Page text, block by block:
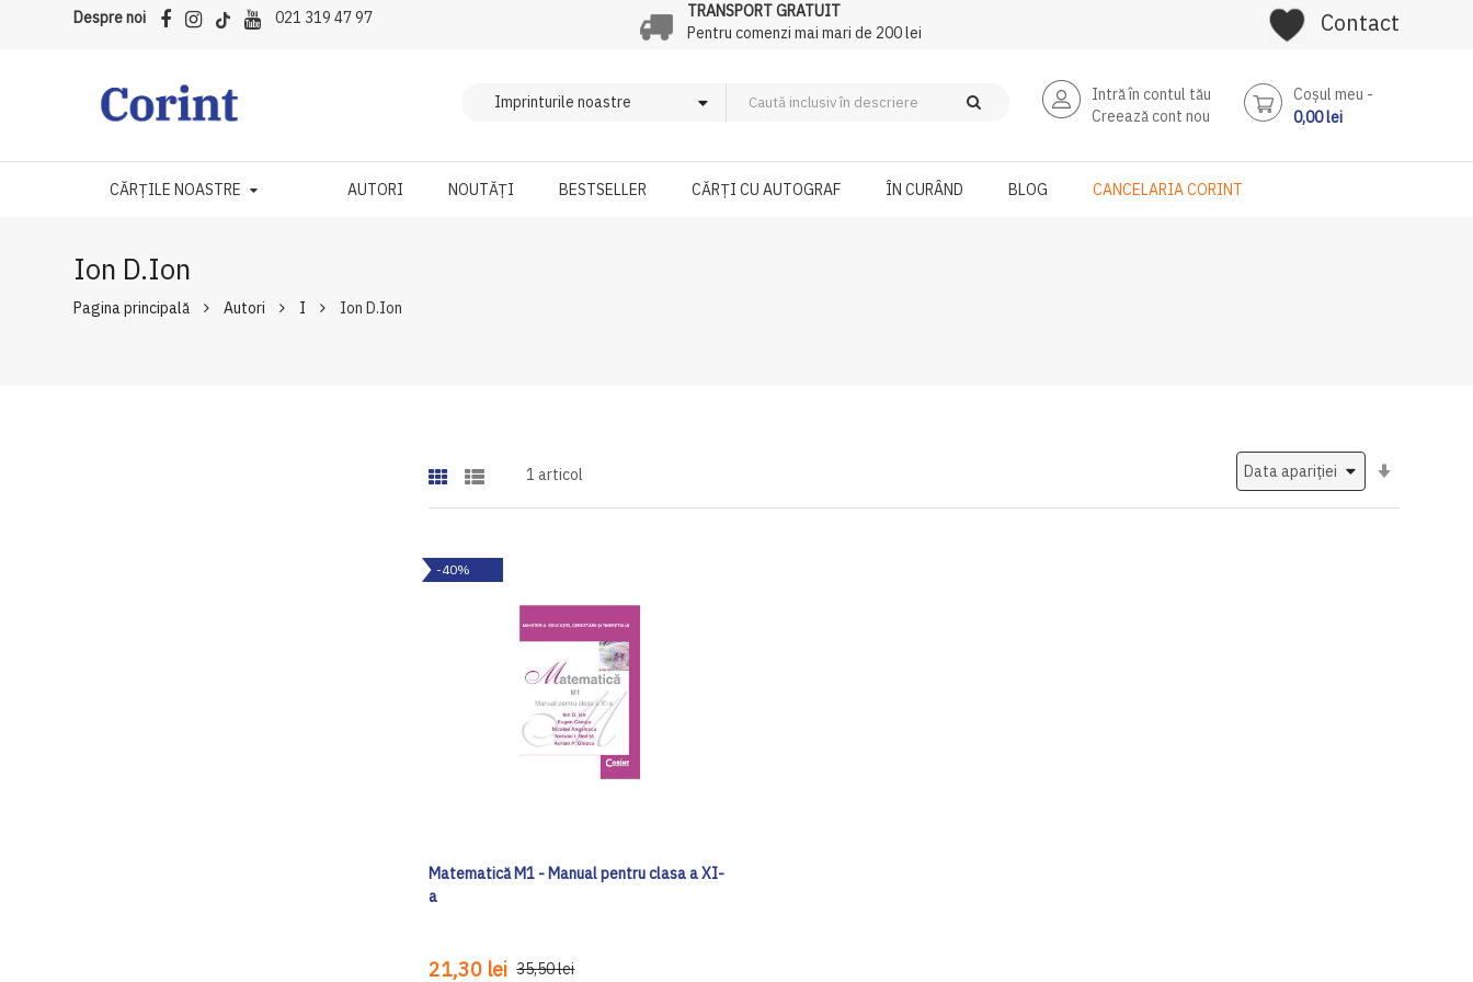
Despre noi 021 319 47 97
TRANSPORT GRATUIT
Pentru comenzi mai mari de 200 lei
Contact
Intră în contul tău
Creează cont nou
Coşul meu
0,00 lei
CĂRȚILE NOASTRE AUTORI NOUTĂȚI BESTSELLER CĂRȚI CU AUTOGRAF ÎN CURÂND BLOG CANCELARIA CORINT
Ion D.Ion
Pagina principală Autori I Ion D.Ion
1 articol
-40%
Matematică M1 - Manual pentru clasa a XI-
a
21,30 lei 35,50 lei